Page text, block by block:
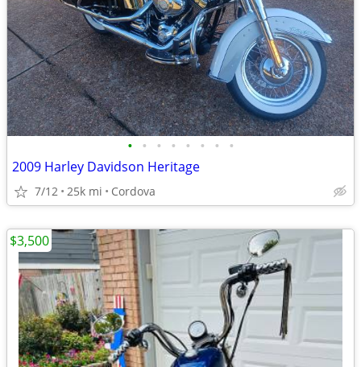
• • • • • • • •
2009 Harley Davidson Heritage
7/12 25k mi Cordova
$3,500